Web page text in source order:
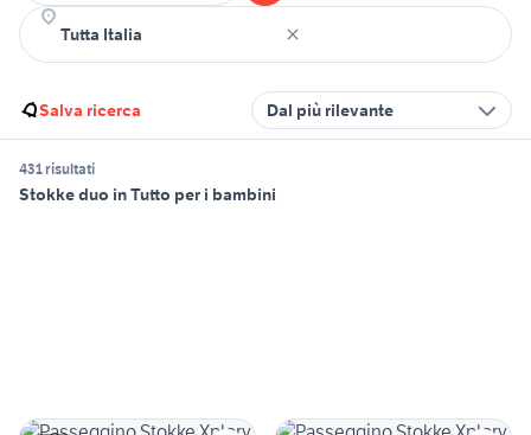
Salva ricerca Dal più rilevante
431 risultati
Stokke duo in Tutto per i bambini